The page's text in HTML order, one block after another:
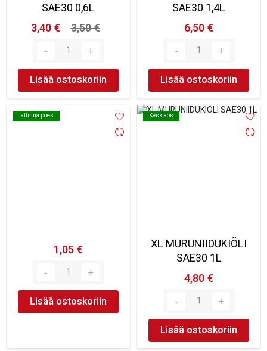
SAE30 0,6L
3,40 €
3,50 €
Lisää ostoskoriin
SAE30 1,4L
6,50 €
Lisää ostoskoriin
Tallinna poes
Tallinna poes
1,05 €
Lisää ostoskoriin
Kesklaos
Kesklaos
XL MURUNIIDUKIÕLI
SAE30 1L
4,80 €
Lisää ostoskoriin